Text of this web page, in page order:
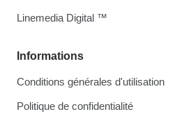
Informations
Conditions générales d'utilisation
Politique de confidentialité
Linemedia Digital ™